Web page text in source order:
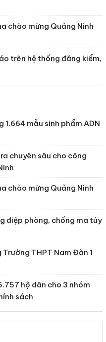
chào mừng Quảng Ninh
trên hệ thống đăng kiểm,
1.664 mẫu sinh phẩm ADN
chuyên sâu cho công
chào mừng Quảng Ninh
điệp phòng, chống ma túy
THPT Nam Đàn 1
hộ dân cho 3 nhóm
sách